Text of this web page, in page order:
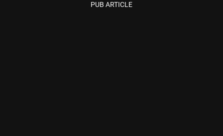
PUB ARTICLE